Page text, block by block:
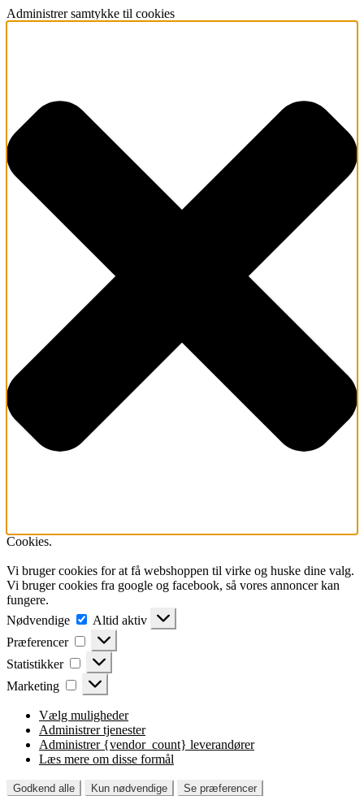
Administrer samtykke til cookies
Cookies.
Vi bruger cookies for at få webshoppen til virke og huske dine valg.
Vi bruger cookies fra google og facebook, så vores annoncer kan
fungere.
Nødvendige
Nødvendige
Altid aktiv
Præferencer
Præferencer
Statistikker Statistikker
Marketing Marketing
Vælg muligheder
Administrer tjenester
Administrer {vendor_count} leverandører
Læs mere om disse formål
Godkend alle Kun nødvendige
Se præferencer